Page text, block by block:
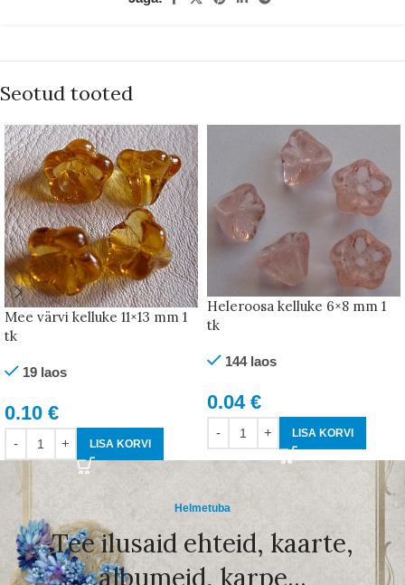
Seotud tooted
Mee värvi kelluke 11×13 mm 1
tk
19 laos
0.10 €
LISA KORVI
Heleroosa kelluke 6×8 mm 1
tk
144 laos
0.04 €
LISA KORVI
Helmetuba
Tee ilusaid ehteid, kaarte,
albumeid, karpe...